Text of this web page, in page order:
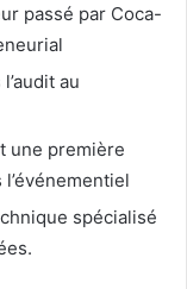
passé par Coca-
au
une première
spécialisé